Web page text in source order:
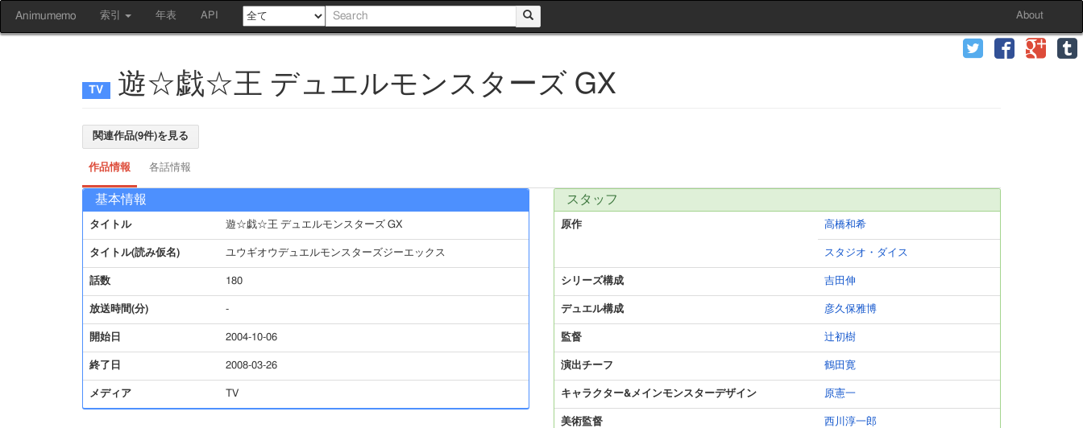
Animumemo 索引 年表 API About
遊☆戯☆王 デュエルモンスターズ GX
関連作品(9件)を見る
作品情報 各話情報
基本情報
タイトル 遊☆戯☆王 デュエルモンスターズ GX
タイトル(読み仮名) ユウギオウデュエルモンスターズジーエックス
話数 180
放送時間(分) -
開始日 2004-10-06
終了日 2008-03-26
メディア TV
スタッフ
原作 高橋和希
スタジオ・ダイス
シリーズ構成 吉田伸
デュエル構成 彦久保雅博
監督 辻初樹
演出チーフ 鶴田寛
キャラクター&メインモンスターデザイン 原憲一
美術監督 西川淳一郎